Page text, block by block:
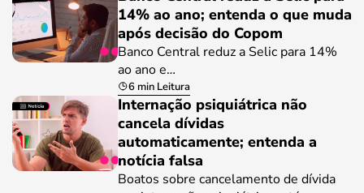
14% ao ano; entenda o que muda
após decisão do Copom
Banco Central reduz a Selic para 14%
ao ano e…
6 min Leitura
Internação psiquiátrica não
cancela dívidas
automaticamente; entenda a
notícia falsa
Boatos sobre cancelamento de dívida